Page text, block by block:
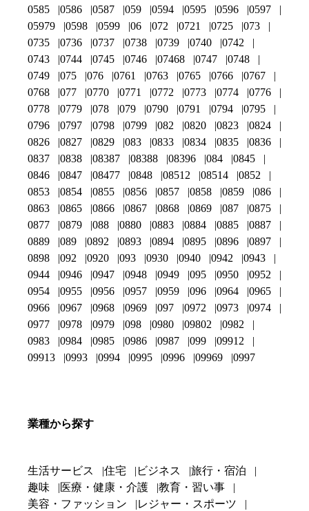
0585
0586 0587 059 0594 0595 0596
0597
05979
0598 0599 06 072 0721 0725
073
0735
0736 0737 0738 0739 0740
0742
0743
0744 0745 0746 07468 0747
0748
0749
075 076 0761 0763 0765 0766
0767
0768
077 0770 0771 0772 0773 0774
0776
0778
0779 078 079 0790 0791 0794
0795
0796
0797 0798 0799 082 0820 0823
0824
0826
0827 0829 083 0833 0834 0835
0836
0837
0838 08387 08388 08396 084
0845
0846
0847 08477 0848 08512 08514
0852
0853
0854 0855 0856 0857 0858 0859
086
0863
0865 0866 0867 0868 0869 087
0875
0877
0879 088 0880 0883 0884 0885
0887
0889
089 0892 0893 0894 0895 0896
0897
0898
092 0920 093 0930 0940 0942
0943
0944
0946 0947 0948 0949 095 0950
0952
0954
0955 0956 0957 0959 096 0964
0965
0966
0967 0968 0969 097 0972 0973
0974
0977
0978 0979 098 0980 09802
0982
0983
0984 0985 0986 0987 099
09912
09913
0993 0994 0995 0996 09969 0997
業種から探す
生活サービス 住宅 ビジネス
旅行・宿泊
趣味
医療・健康・介護
教育・習い事
美容・ファッション
レジャー・スポーツ